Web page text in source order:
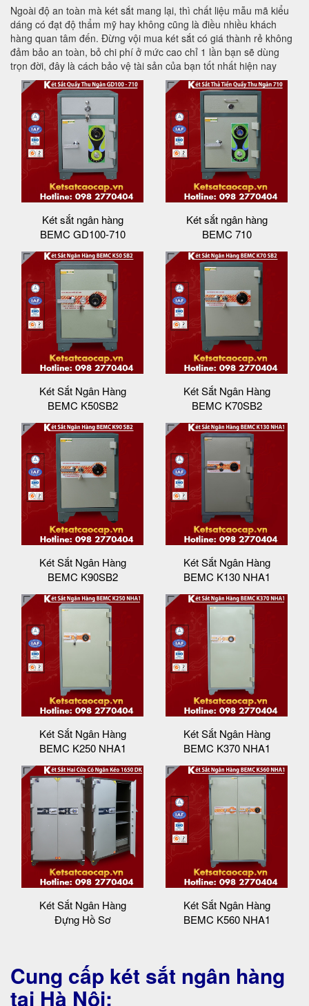
Ngoài độ an toàn mà két sắt mang lại, thì chất liệu mẫu mã kiểu
dáng có đạt độ thẩm mỹ hay không cũng là điều nhiều khách
hàng quan tâm đến. Đừng vội mua két sắt có giá thành rẻ không
đảm bảo an toàn, bỏ chi phí ở mức cao chỉ 1 lần bạn sẽ dùng
trọn đời, đây là cách bảo vệ tài sản của bạn tốt nhất hiện nay
Két sắt ngân hàng
BEMC GD100-710
Két sắt ngân hàng
BEMC 710
Két Sắt Ngân Hàng
BEMC K50SB2
Két Sắt Ngân Hàng
BEMC K70SB2
Két Sắt Ngân Hàng
BEMC K90SB2
Két Sắt Ngân Hàng
BEMC K130 NHA1
Két Sắt Ngân Hàng
BEMC K250 NHA1
Két Sắt Ngân Hàng
BEMC K370 NHA1
Két Sắt Ngân Hàng
Đựng Hồ Sơ
Két Sắt Ngân Hàng
BEMC K560 NHA1
Cung cấp két sắt ngân hàng
tại Hà Nội: